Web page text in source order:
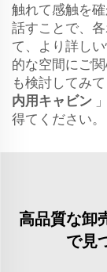
触れて感触を
話すことで、
て、より詳し
的な空間にご
も検討してみ
内用キャビン
得てください。
高品質な卸
で見